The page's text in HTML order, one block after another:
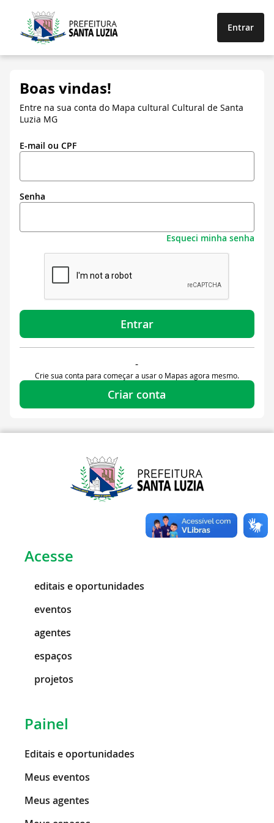
Entrar
Boas vindas!
Entre na sua conta do Mapa cultural Cultural de Santa
Luzia MG
E-mail ou CPF
Senha
Esqueci minha senha
Entrar
-
Crie sua conta para começar a usar o Mapas agora mesmo.
Criar conta
Acesse
editais e oportunidades
eventos
agentes
espaços
projetos
Painel
Editais e oportunidades
Meus eventos
Meus agentes